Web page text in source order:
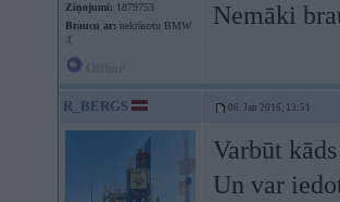
Ziņojumi: 1879753
Braucu ar: nekrāsotu BMW
:(
Nemāki
R_BERGS 06. Jan 2016, 13:51
Varbūt
Un var